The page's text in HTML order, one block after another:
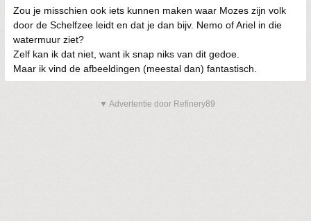
Zou je misschien ook iets kunnen maken waar Mozes zijn volk
door de Schelfzee leidt en dat je dan bijv. Nemo of Ariel in die
watermuur ziet?
Zelf kan ik dat niet, want ik snap niks van dit gedoe.
Maar ik vind de afbeeldingen (meestal dan) fantastisch.
▼ Advertentie door Refinery89